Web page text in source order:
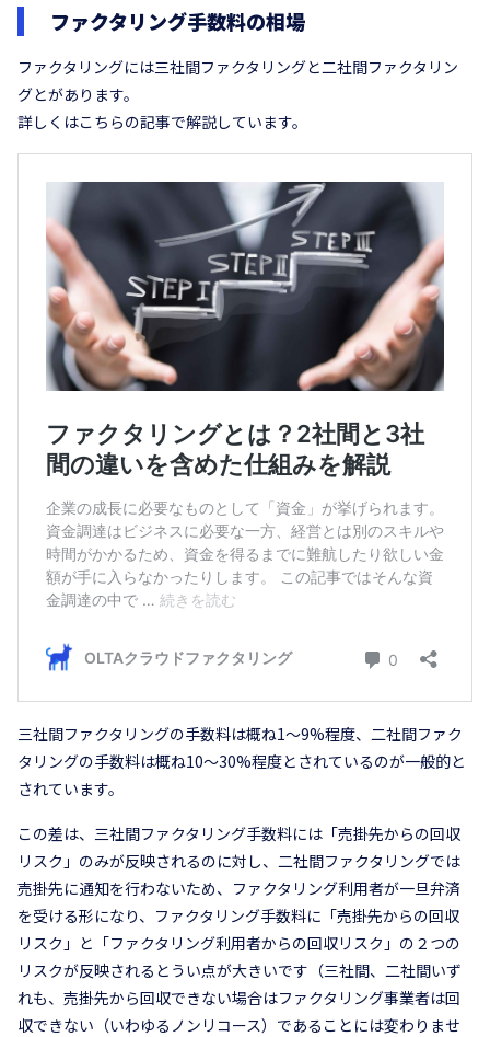
ファクタリング手数料の相場
ファクタリングには三社間ファクタリングと二社間ファクタリン
グとがあります。
詳しくはこちらの記事で解説しています。
三社間ファクタリングの手数料は概ね1～9%程度、二社間ファク
タリングの手数料は概ね10～30%程度とされているのが一般的と
されています。
この差は、三社間ファクタリング手数料には「売掛先からの回収
リスク」のみが反映されるのに対し、二社間ファクタリングでは
売掛先に通知を行わないため、ファクタリング利用者が一旦弁済
を受ける形になり、ファクタリング手数料に「売掛先からの回収
リスク」と「ファクタリング利用者からの回収リスク」の２つの
リスクが反映されるとうい点が大きいです（三社間、二社間いず
れも、売掛先から回収できない場合はファクタリング事業者は回
収できない（いわゆるノンリコース）であることには変わりませ